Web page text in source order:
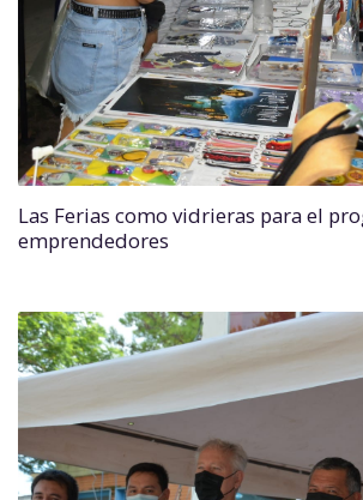
Las Ferias como vidrieras para el
emprendedores